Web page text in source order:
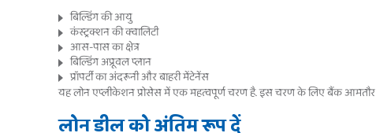
बिल्डिंग की आयु
कंस्ट्रक्शन की क्वालिटी
आस-पास का क्षेत्र
बिल्डिंग अप्रूवल प्लान
प्रॉपर्टी का अंदरूनी और बाहरी मेंटेनेंस
यह लोन एप्लीकेशन प्रोसेस में एक महत्वपूर्ण चरण है. इस चरण के लिए बैंक
लोन डील को अंतिम रूप दें